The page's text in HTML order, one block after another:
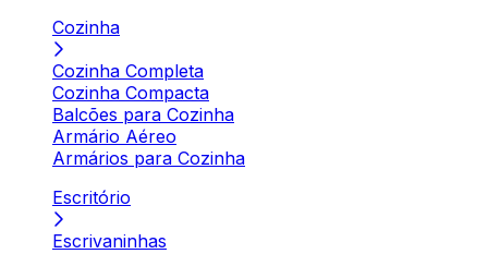
Cozinha
Cozinha Completa
Cozinha Compacta
Balcões para Cozinha
Armário Aéreo
Armários para Cozinha
Escritório
Escrivaninhas